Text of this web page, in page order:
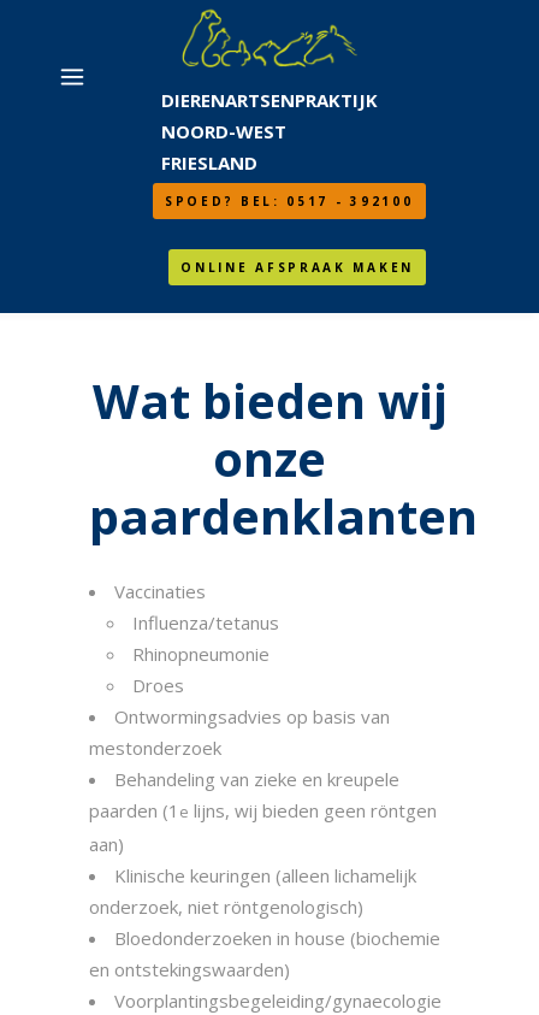
DIERENARTSENPRAKTIJK
NOORD-WEST
FRIESLAND
SPOED? BEL: 0517 - 392100
ONLINE AFSPRAAK MAKEN
Wat bieden wij
onze
paardenklanten
Vaccinaties
Influenza/tetanus
Rhinopneumonie
Droes
Ontwormingsadvies op basis van
mestonderzoek
Behandeling van zieke en kreupele
paarden (1 e lijns, wij bieden geen röntgen
aan)
Klinische keuringen (alleen lichamelijk
onderzoek, niet röntgenologisch)
Bloedonderzoeken in house (biochemie
en ontstekingswaarden)
Voorplantingsbegeleiding/gynaecologie